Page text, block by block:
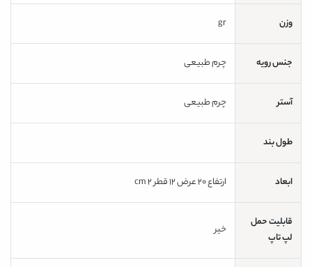
وزن gr
جنس رویه چرم طبیعی
آستر چرم طبیعی
طول بند
ابعاد ارتفاع 20 عرض 12 قطر 2 cm
قابلیت حمل
لپ تاپ
خیر